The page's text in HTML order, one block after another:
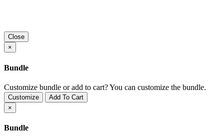
Close
×
Bundle
Customize bundle or add to cart?You can customize the bundle.
Customize
Add To Cart
×
Bundle